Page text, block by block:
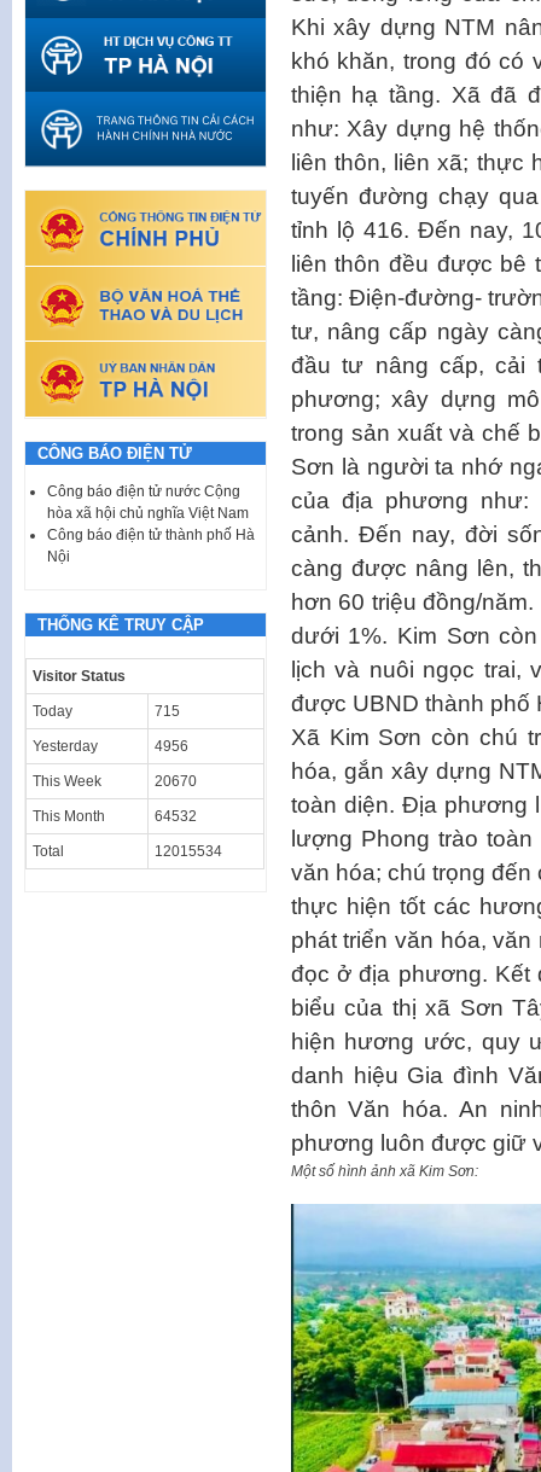
Khi xây dựng NTM
khó khăn, trong đó có
thiện hạ tầng. Xã đã
như: Xây dựng hệ
liên thôn, liên xã; thực
tuyến đường chạy
tỉnh lộ 416. Đến nay,
liên thôn đều được bê
tầng: Điện-đường-
tư, nâng cấp ngày
đầu tư nâng cấp, cải
phương; xây dựng
trong sản xuất và chế
Sơn là người ta nhớ
của địa phương như:
cảnh. Đến nay, đời
càng được nâng lên,
hơn 60 triệu đồng/
dưới 1%. Kim Sơn
lịch và nuôi ngọc trai,
được UBND thành
Xã Kim Sơn còn chú
hóa, gắn xây dựng
toàn diện. Địa phương
lượng Phong trào
văn hóa; chú trọng
thực hiện tốt các
phát triển văn hóa,
đọc ở địa phương. Kết
biểu của thị xã Sơn
hiện hương ước, quy
danh hiệu Gia đình
thôn Văn hóa. An
phương luôn được giữ
Một số hình ảnh xã Kim Sơn:
CÔNG BÁO ĐIỆN TỬ
Công báo điện tử nước Cộng
hòa xã hội chủ nghĩa Việt Nam
Công báo điện tử thành phố Hà
Nội
THỐNG KÊ TRUY CẬP
Visitor Status
Today 715
Yesterday 4956
This Week 20670
This Month 64532
Total 12015534